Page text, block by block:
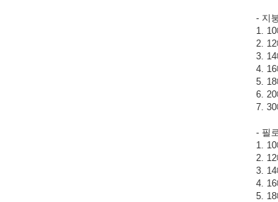
- 지
1.
2.
3.
4.
5.
6.
7.
- 필
1.
2.
3.
4.
5.